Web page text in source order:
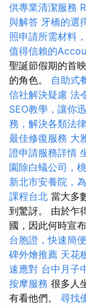
供專業清潔服務
與解答 牙橋的選
照申請所需材料
值得信賴的
聖誕節假期的首
的角色。 自助式
信社解決疑慮 法
SEO教學，讓你
務，解決各類法
最佳修復服務 大
證申請服務詳情
園除白蟻公司，
新北市安養院，
課程台北 當大多
到驚訝。 由於乍
國，因此何時宣
台胞證，快速簡便
碑外燴推薦 天花
速應對 台中月子
按摩服務 很多人
有看他們。 尋找